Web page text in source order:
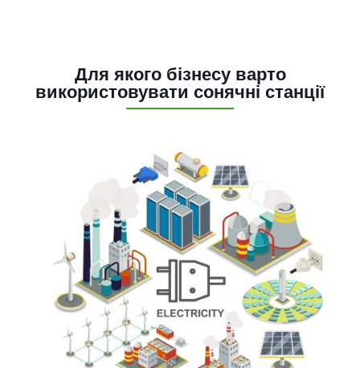
Для якого бізнесу варто
використовувати сонячні станції